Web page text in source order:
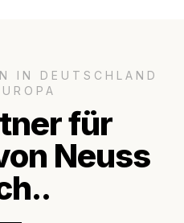
IN DEUTSCHLAND
für
Neuss